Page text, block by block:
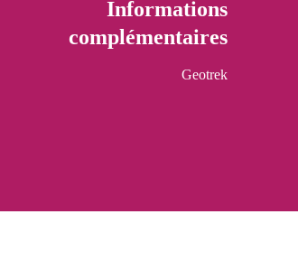
Informations
complémentaires
Geotrek